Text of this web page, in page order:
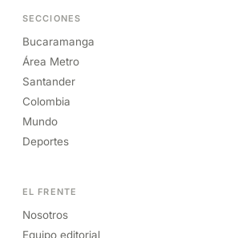
SECCIONES
Bucaramanga
Área Metro
Santander
Colombia
Mundo
Deportes
EL FRENTE
Nosotros
Equipo editorial